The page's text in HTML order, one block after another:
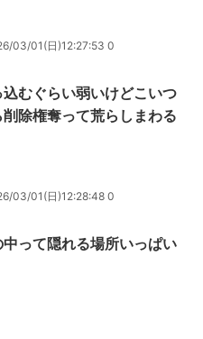
03/01(日)12:27:53 0
むぐらい弱いけどこいつ
除権奪って荒らしまわる
03/01(日)12:28:48 0
って隠れる場所いっぱい